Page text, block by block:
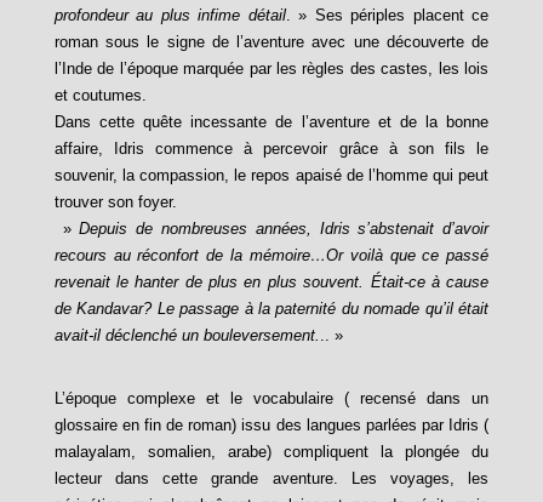
profondeur au plus infime détail. » Ses périples placent ce
roman sous le signe de l’aventure avec une découverte de
l’Inde de l’époque marquée par les règles des castes, les lois
et coutumes.
Dans cette quête incessante de l’aventure et de la bonne
affaire, Idris commence à percevoir grâce à son fils le
souvenir, la compassion, le repos apaisé de l’homme qui peut
trouver son foyer.
»Depuis de nombreuses années, Idris s’abstenait d’avoir
recours au réconfort de la mémoire…Or voilà que ce passé
revenait le hanter de plus en plus souvent. Était-ce à cause
de Kandavar? Le passage à la paternité du nomade qu’il était
avait-il déclenché un bouleversement. .. »
L’époque complexe et le vocabulaire ( recensé dans un
glossaire en fin de roman) issu des langues parlées par Idris (
malayalam, somalien, arabe) compliquent la plongée du
lecteur dans cette grande aventure. Les voyages, les